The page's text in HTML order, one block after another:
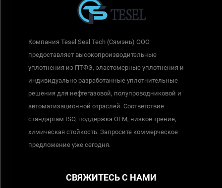
Компания Tesel Seal Tech (Сямэнь) ООО
предоставляет высокопроизводительные
уплотнения из ПТФЭ, эластомерные уплотнения и
индивидуально разработанные уплотнительные
решения для нефтегазовой, полупроводниковой и
автоматизационной отраслей. Соответствие
стандартам ISO, поддержка OEM, низкое трение,
химическая стойкость. Запросите коммерческое
предложение уже сегодня.
СВЯЖИТЕСЬ С НАМИ